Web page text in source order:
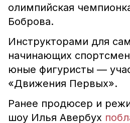
олимпийская
Боброва.
Инструкторами для
начинающих
юные фигуристы —
«Движения Первых».
Ранее продюсер и
шоу Илья Авербух